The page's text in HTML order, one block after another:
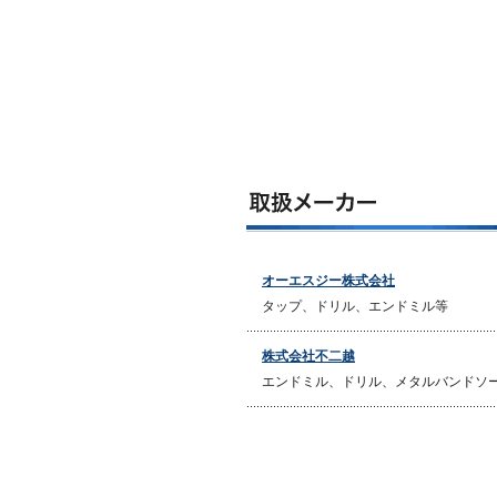
オーエスジー株式会社
タップ、ドリル、エンドミル等
株式会社不二越
エンドミル、ドリル、メタルバンドソ